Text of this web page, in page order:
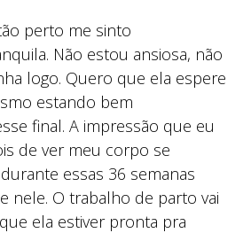
perto me sinto
Não estou ansiosa, não
logo. Quero que ela espere
estando bem
final. A impressão que eu
de ver meu corpo se
essas 36 semanas
nele. O trabalho de parto vai
ela estiver pronta pra